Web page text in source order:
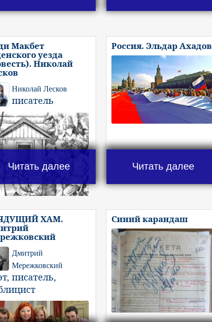
Макбет
уезда
Николай
Николай Лесков
писатель
Читать далее
Россия. Эльдар Ахадов
Читать далее
ХАМ.
Дмитрий
Мережковский
писатель,
Синий карандаш